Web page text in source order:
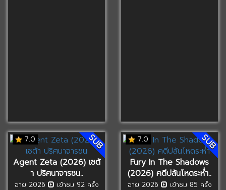
7.0 SUB
Agent Zeta (2026) เซต้
า ปริศนาจารชน..
ฉาย 2026 เข้าชม 92 ครั้ง
7.0 SUB
Fury In The Shadows
(2026) คดีปล้นโหดระห่ำ..
ฉาย 2026 เข้าชม 85 ครั้ง